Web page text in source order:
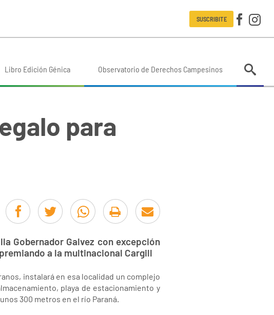
SUSCRIBITE
Libro Edición Génica Observatorio de Derechos Campesinos
para
Gobernador Galvez con excepción
a la multinacional Cargill
instalará en esa localidad un complejo
playa de estacionamiento y
300 metros en el río Paraná.